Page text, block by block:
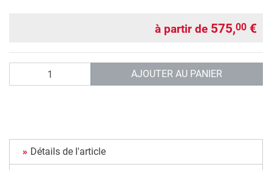
à partir de 575,00 €
AJOUTER AU PANIER
Détails de l'article